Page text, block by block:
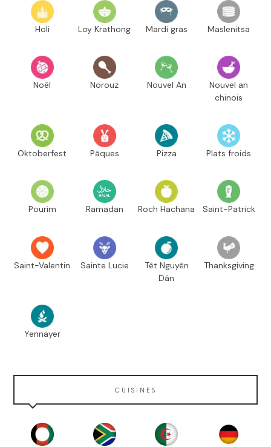
Holi Loy Krathong Mardi gras Maslenitsa
Noël Norouz Nouvel An
Nouvel an
chinois
Oktoberfest Pâques Pizza Plats froids
Pourim Ramadan Roch Hachana Saint-Patrick
Saint-Valentin Sainte Lucie
Têt Nguyên
Dán
Thanksgiving
Yennayer
CUISINES